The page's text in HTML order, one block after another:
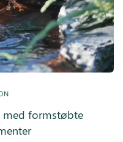
med formstøbte